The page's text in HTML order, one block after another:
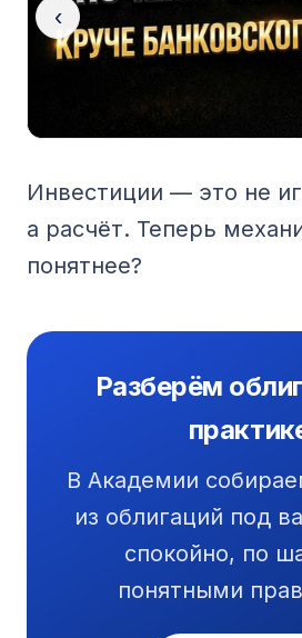
‹
Инвестиции — это не
а расчёт. Теперь
понятнее?
Разберём
В Академии
из облигаций под
спокойно, по
понятными